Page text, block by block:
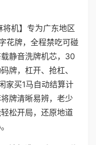
将机】专为广东地区
花牌，全程禁吃可碰
静音洗牌机芯，30
牌，杠开、抢杠、
家买1马自动结算计
牌清晰易辨，老少
松开局，还原地道